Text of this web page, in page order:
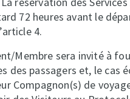
72 heures avant le
4.
Membre sera invité à
des passagers et, le cas
Compagnon(s) de